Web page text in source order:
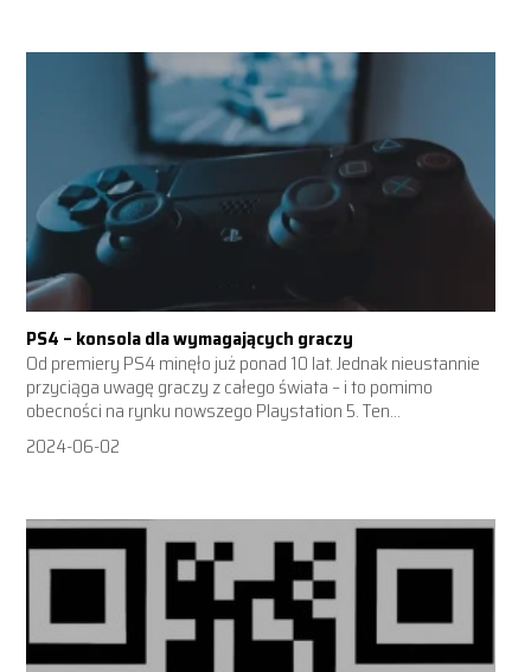
PS4 – konsola dla wymagających graczy
Od premiery PS4 minęło już ponad 10 lat. Jednak nieustannie
przyciąga uwagę graczy z całego świata – i to pomimo
obecności na rynku nowszego Playstation 5. Ten...
2024-06-02